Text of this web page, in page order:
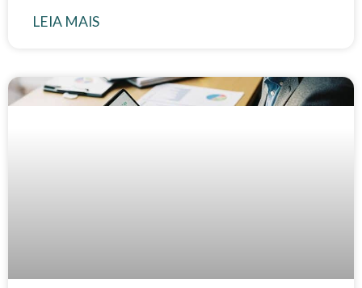
LEIA MAIS